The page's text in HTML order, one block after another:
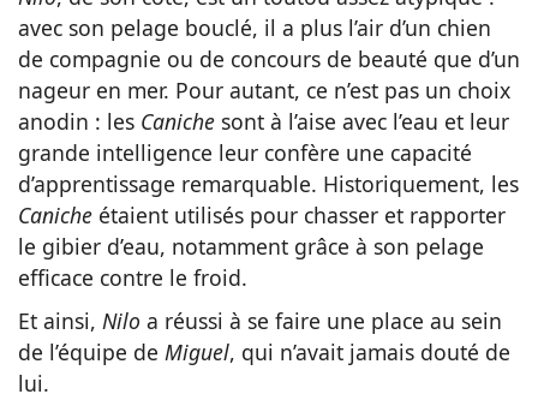
avec son pelage bouclé, il a plus l’air d’un chien
de compagnie ou de concours de beauté que d’un
nageur en mer. Pour autant, ce n’est pas un choix
anodin : les Caniche sont à l’aise avec l’eau et leur
grande intelligence leur confère une capacité
d’apprentissage remarquable. Historiquement, les
Caniche étaient utilisés pour chasser et rapporter
le gibier d’eau, notamment grâce à son pelage
efficace contre le froid.
Et ainsi, Nilo a réussi à se faire une place au sein
de l’équipe de Miguel, qui n’avait jamais douté de
lui.